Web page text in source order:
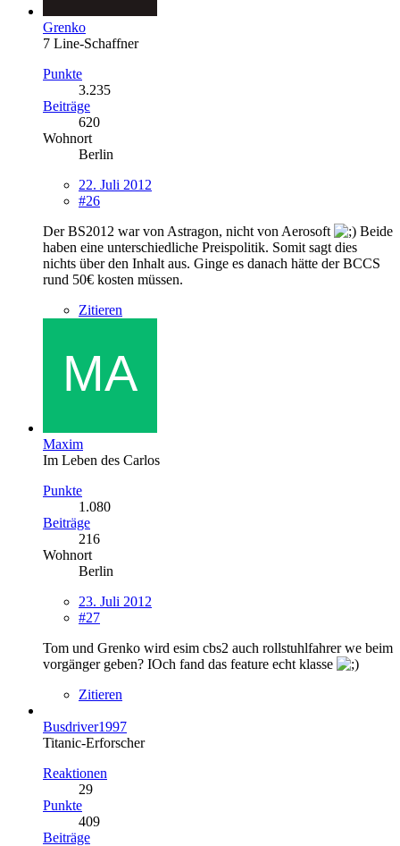
Grenko
7 Line-Schaffner
Punkte
3.235
Beiträge
620
Wohnort
Berlin
22. Juli 2012
#26
Der BS2012 war von Astragon, nicht von Aerosoft
Beide
haben eine unterschiedliche Preispolitik. Somit sagt dies
nichts über den Inhalt aus. Ginge es danach hätte der BCCS
rund 50€ kosten müssen.
Zitieren
Maxim
Im Leben des Carlos
Punkte
1.080
Beiträge
216
Wohnort
Berlin
23. Juli 2012
#27
Tom und Grenko wird esim cbs2 auch rollstuhlfahrer we beim
vorgänger geben? IOch fand das feature echt klasse
Zitieren
Busdriver1997
Titanic-Erforscher
Reaktionen
29
Punkte
409
Beiträge